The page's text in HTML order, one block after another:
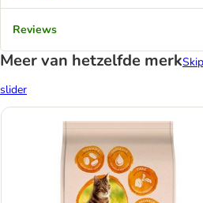
Reviews
Meer van hetzelfde merk
slider